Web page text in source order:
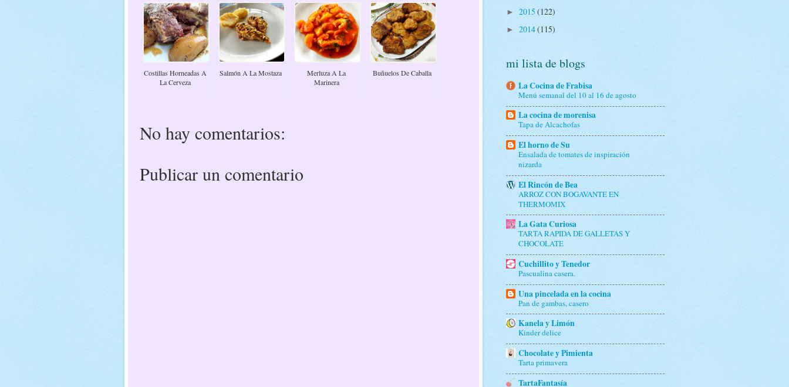
Costillas Horneadas A
La Cerveza
Salmón A La Mostaza
Merluza A La
Marinera
Buñuelos De Caballa
No hay comentarios:
Publicar un comentario
► 2015 (122)
► 2014(115)
mi lista de blogs
La Cocina de Frabisa
Menú semanal del 10 al 16 de agosto
La cocina de morenisa
Tapa de Alcachofas
El horno de Su
Ensalada de tomates de inspiración
nizarda
El Rincón de Bea
ARROZ CON BOGAVANTE EN
THERMOMIX
La Gata Curiosa
TARTA RAPIDA DE GALLETAS Y
CHOCOLATE
Cuchillito y Tenedor
Pascualina casera.
Una pincelada en la cocina
Pan de gambas, casero
Kanela y Limón
Kinder delice
Chocolate y Pimienta
Tarta primavera
TartaFantasía